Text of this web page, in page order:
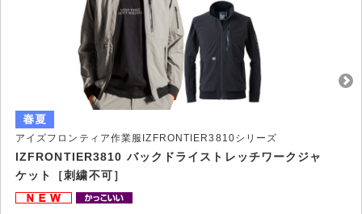
アイズフロンティア作業服IZFRONTIER3810シリーズ
IZFRONTIER3810 バックドライストレッチワークジャ
ケット［刺繍不可］